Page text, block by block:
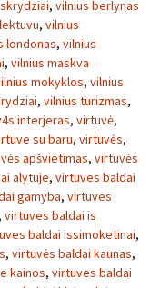
, vilnius berlynas
, vilnius
londonas, vilnius
, vilnius maskva
mokyklos, vilnius
, vilnius turizmas,
interjeras, virtuvė,
su baru, virtuvės,
apšvietimas, virtuvės
alytuje, virtuves baldai
gamyba, virtuves
, virtuves baldai is
baldai issimoketinai,
, virtuvės baldai kaunas,
kainos, virtuves baldai